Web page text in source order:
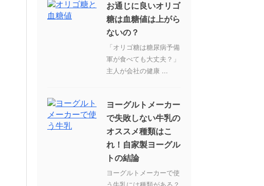
お通じに良いオリゴ
糖は血糖値は上がら
ないの？
「オリゴ糖は糖尿病予備
軍が食べても大丈夫？」
主人が会社の健康 ...
ヨーグルトメーカー
で失敗しない牛乳の
オススメ種類はこ
れ！自家製ヨーグル
トの結論
ヨーグルトメーカーで使